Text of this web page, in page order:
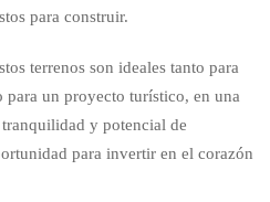
para construir.
terrenos son ideales tanto para
un proyecto turístico, en una
y potencial de
para invertir en el corazón